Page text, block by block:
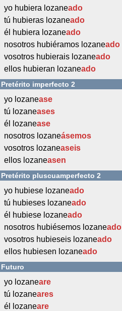
yo hubiera lozaneado
tú hubieras lozaneado
él hubiera lozaneado
nosotros hubiéramos lozaneado
vosotros hubierais lozaneado
ellos hubieran lozaneado
Pretérito imperfecto 2
yo lozanease
tú lozaneases
él lozanease
nosotros lozaneásemos
vosotros lozaneaseis
ellos lozaneasen
Pretérito pluscuamperfecto 2
yo hubiese lozaneado
tú hubieses lozaneado
él hubiese lozaneado
nosotros hubiésemos lozaneado
vosotros hubieseis lozaneado
ellos hubiesen lozaneado
Futuro
yo lozaneare
tú lozaneares
él lozaneare